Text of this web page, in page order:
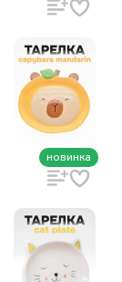
новинка